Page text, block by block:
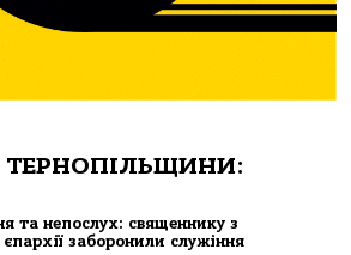
та непослух: священнику з
єпархії заборонили служіння